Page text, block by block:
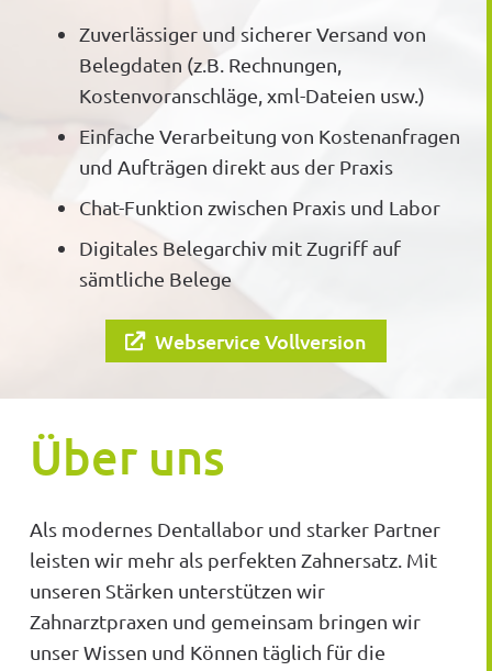
Zuverlässiger und sicherer Versand von
Belegdaten (z.B. Rechnungen,
Kostenvoranschläge, xml-Dateien usw.)
Einfache Verarbeitung von Kostenanfragen
und Aufträgen direkt aus der Praxis
Chat-Funktion zwischen Praxis und Labor
Digitales Belegarchiv mit Zugriff auf
sämtliche Belege
Webservice Vollversion
Über uns
Als modernes Dentallabor und starker Partner
leisten wir mehr als perfekten Zahnersatz. Mit
unseren Stärken unterstützen wir
Zahnarztpraxen und gemeinsam bringen wir
unser Wissen und Können täglich für die